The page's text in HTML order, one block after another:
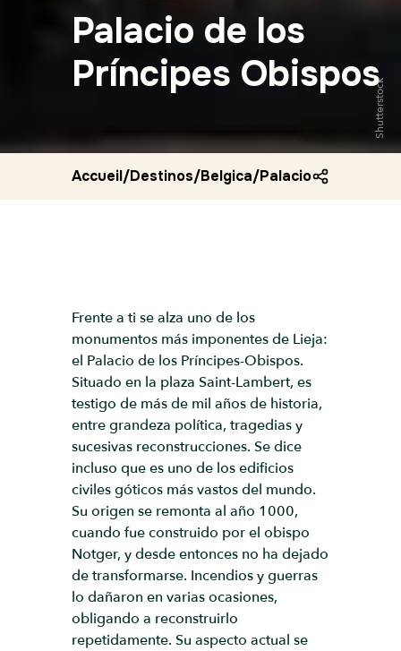
Palacio de los
Príncipes Obispos
Shutterstock
Accueil/Destinos/Belgica/Palacio de los
Frente a ti se alza uno de los
monumentos más imponentes de Lieja:
el Palacio de los Príncipes-Obispos.
Situado en la plaza Saint-Lambert, es
testigo de más de mil años de historia,
entre grandeza política, tragedias y
sucesivas reconstrucciones. Se dice
incluso que es uno de los edificios
civiles góticos más vastos del mundo.
Su origen se remonta al año 1000,
cuando fue construido por el obispo
Notger, y desde entonces no ha dejado
de transformarse. Incendios y guerras
lo dañaron en varias ocasiones,
obligando a reconstruirlo
repetidamente. Su aspecto actual se